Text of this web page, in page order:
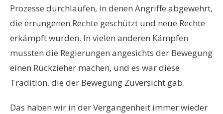
Prozesse durchlaufen, in denen Angriffe abgewehrt,
die errungenen Rechte geschützt und neue Rechte
erkämpft wurden. In vielen anderen Kämpfen
mussten die Regierungen angesichts der Bewegung
einen Rückzieher machen, und es war diese
Tradition, die der Bewegung Zuversicht gab.
Das haben wir in der Vergangenheit immer wieder